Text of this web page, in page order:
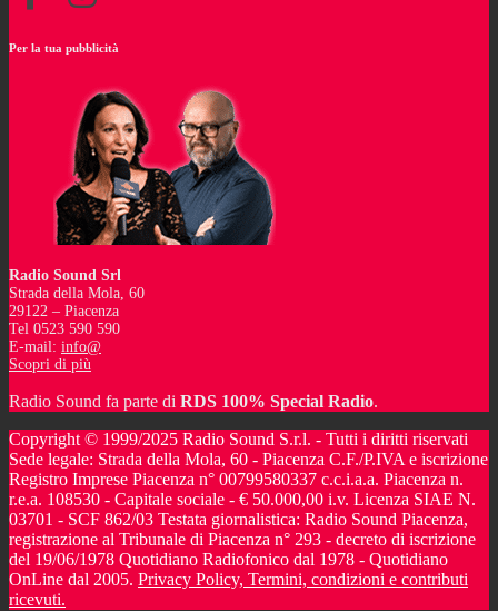
Per la tua pubblicità
Radio Sound Srl
Strada della Mola, 60
29122 – Piacenza
Tel 0523 590 590
E-mail: info@
Scopri di più
Radio Sound fa parte di RDS 100% Special Radio.
Copyright © 1999/2025 Radio Sound S.r.l. - Tutti i diritti riservati
Sede legale: Strada della Mola, 60 - Piacenza C.F./P.IVA e iscrizione
Registro Imprese Piacenza n° 00799580337 c.c.i.a.a. Piacenza n.
r.e.a. 108530 - Capitale sociale - € 50.000,00 i.v. Licenza SIAE N.
03701 - SCF 862/03 Testata giornalistica: Radio Sound Piacenza,
registrazione al Tribunale di Piacenza n° 293 - decreto di iscrizione
del 19/06/1978 Quotidiano Radiofonico dal 1978 - Quotidiano
OnLine dal 2005. Privacy Policy, Termini, condizioni e contributi
ricevuti.